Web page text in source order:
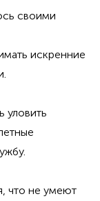
своими
искренние
уловить
что не умеют